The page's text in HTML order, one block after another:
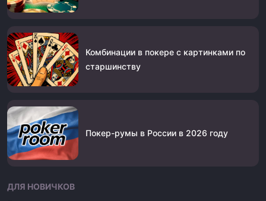
Комбинации в покере с картинками по
старшинству
Покер-румы в России в 2026 году
ДЛЯ НОВИЧКОВ